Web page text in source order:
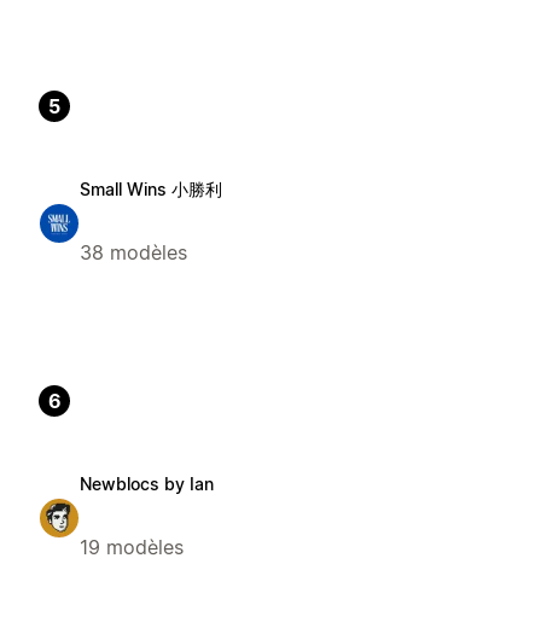
5
Small Wins 小勝利
38 modèles
6
Newblocs by Ian
19 modèles